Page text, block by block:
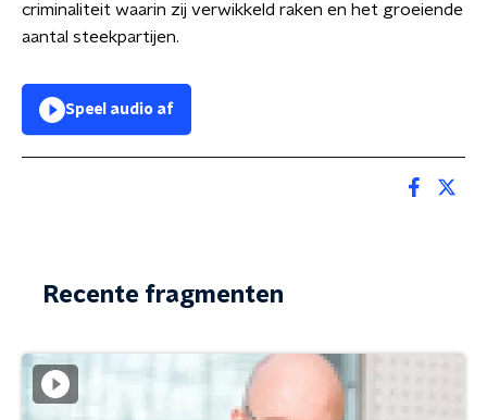
criminaliteit waarin zij verwikkeld raken en het groeiende
aantal steekpartijen.
Speel audio af
Recente fragmenten